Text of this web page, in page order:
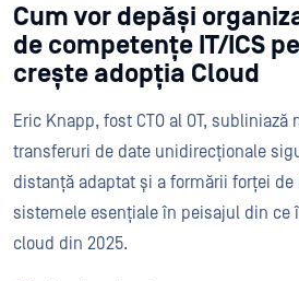
Cum vor depăși
de competențe IT/ICS
crește adopția Cloud
Eric Knapp, fost CTO al OT, subliniază
transferuri de date unidirecționale
distanță adaptat și a formării forței
sistemele esențiale în peisajul din ce
cloud din 2025.